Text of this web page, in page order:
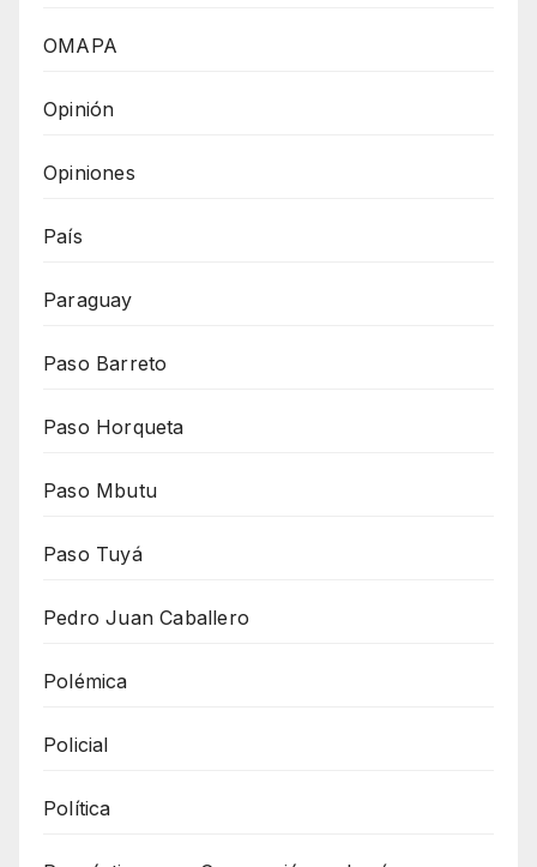
OMAPA
Opinión
Opiniones
País
Paraguay
Paso Barreto
Paso Horqueta
Paso Mbutu
Paso Tuyá
Pedro Juan Caballero
Polémica
Policial
Política